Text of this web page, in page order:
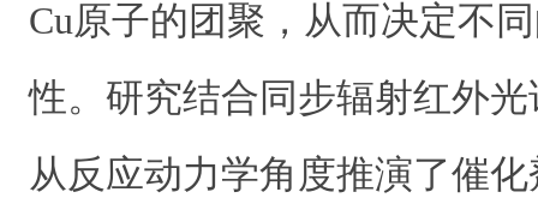
Cu原子的团聚，从而决定不
性。研究结合同步辐射红外
从反应动力学角度推演了催